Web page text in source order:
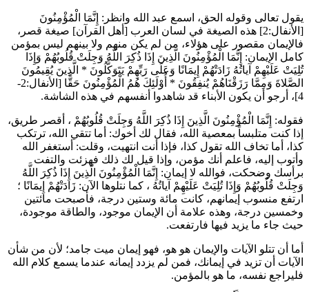
يقول تعالى وقوله الحق، اسمع عبد الله وانظر: إِنَّمَا الْمُؤْمِنُونَ
[الأنفال:2] هذه الصيغة في لسان العرب [أهل القرآن] صيغة قصر،
فالإيمان مقصور على هؤلاء، من لم يكن منهم ولا بينهم ليس بمؤمن
كامل الإيمان: إِنَّمَا الْمُؤْمِنُونَ الَّذِينَ إِذَا ذُكِرَ اللَّهُ وَجِلَتْ قُلُوبُهُمْ وَإِذَا
تُلِيَتْ عَلَيْهِمْ آياتُهُ زَادَتْهُمْ إِيمَانًا وَعَلَى رَبِّهِمْ يَتَوَكَّلُونَ * الَّذِينَ يُقِيمُونَ
الصَّلاةَ وَمِمَّا رَزَقْنَاهُمْ يُنفِقُونَ * أُوْلَئِكَ هُمُ الْمُؤْمِنُونَ حَقًّا
[الأنفال:2-
4]، أرجو أن يكون الأبناء قد شاهدوا أنفسهم في هذه الشاشة.
فقوله: إِنَّمَا الْمُؤْمِنُونَ الَّذِينَ إِذَا ذُكِرَ اللَّهُ وَجِلَتْ قُلُوبُهُمْ ، أقصر طريق،
إذا كنت متلبساً بمعصية الله، فقال لك أخوك: أما تتقي الله، ترتكب
كذا، أما تخاف الله تقول كذا، فإذا أنت انتهيت، وقلت: أستغفر الله
وأتوب إليه، فاعلم أنك مؤمن، وإذا قيل لك ذلك فهزئت والتفت
برأسك وضحكت، فوالله لا إيمان: إِنَّمَا الْمُؤْمِنُونَ الَّذِينَ إِذَا ذُكِرَ اللَّهُ
وَجِلَتْ قُلُوبُهُمْ وَإِذَا تُلِيَتْ عَلَيْهِمْ آياتُهُ ، كما نتلوها الآن: زَادَتْهُمْ إِيمَانًا ؛
ارتفع منسوب إيمانهم، كانت مائة وستين درجة، فأصبحت مائتين
وخمسين درجة، وهذه علامة أن الإيمان موجود، والطاقة موجودة،
حيث جاء ما يزيد فيها فارتفعت.
أما أن تتلو الآيات والإيمان هو هو، فهو إيمان ميت جامد؛ لأن من شأن
الآيات أن تزيد في إيمانك، فمن لم يزدد إيمانه عندما يسمع كلام الله
فليراجع نفسه، ما هو بالمؤمن.